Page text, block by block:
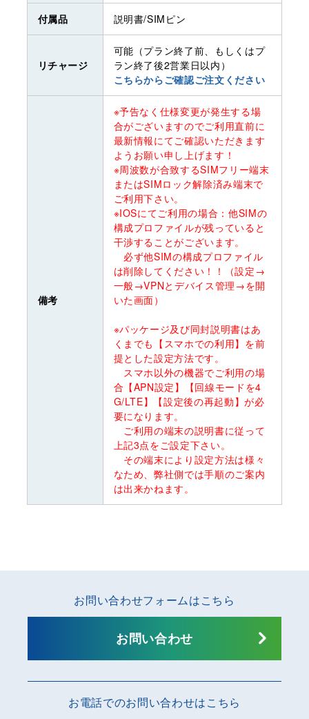
付属品 説明書/SIMピン
リチャージ
可能（プラン終了前、もしくはプ
ラン終了後2営業日以内）
こちらからご確認ご注文ください
備考
※予告なく仕様変更が発生する場
合がございますのでご利用直前に
最新情報にてご確認いただきます
ようお願い申し上げます！
※周波数が合致するSIMフリー端末
またはSIMロック解除済み端末で
ご利用下さい。
※IOSにてご利用の場合：他SIMの
構成プロファイルが残っていると
干渉することがございます。
必ず他SIMの構成プロファイル
は削除してください！！（設定→
一般→VPNとデバイス管理→を開
いた画面）
※パッケージ及び同封説明書はあ
くまでも【スマホでの利用】を前
提とした設定方法です。
スマホ以外の機器でご利用の場
合【APN設定】【回線モードを4
G/LTE】【設定後の再起動】が必
要になります。
ご利用の端末の説明書に従って
上記3点をご設定下さい。
その端末により設定方法は様々
なため、弊社側では手順のご案内
は出来かねます。
お電話でのお問い合わせはこちら
お問い合わせフォームはこちら
お問い合わせ